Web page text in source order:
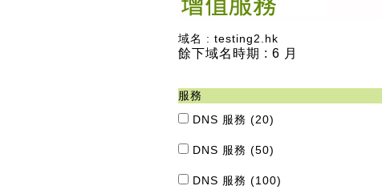
域名 : testing2.hk
餘下域名時期 : 6 月
服務
DNS 服務 (20)
DNS 服務 (50)
DNS 服務 (100)